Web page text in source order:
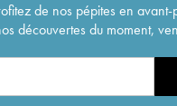
de nos pépites en avant-
découvertes du moment,